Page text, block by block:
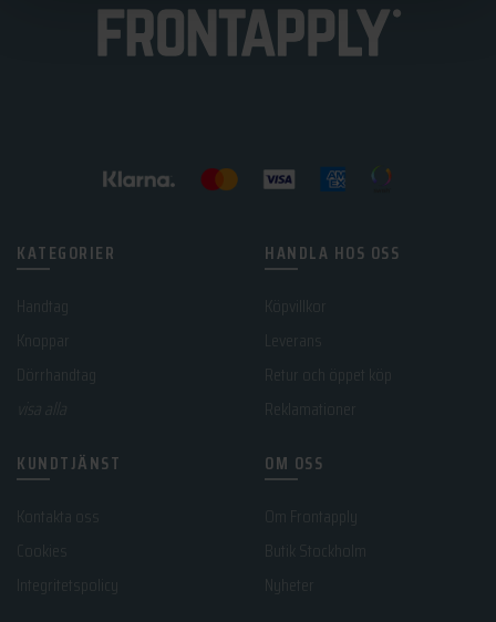
KATEGORIER
Handtag
Dörrhandtag
HANDLA HOS OSS
Retur och öppet köp
Reklamationer
KUNDTJÄNST
Kontakta oss
Integritetspolicy
OM OSS
Om Frontapply
Butik Stockholm
Nyheter